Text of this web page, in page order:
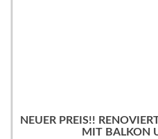
NEUER PREIS!!
MIT BALKON